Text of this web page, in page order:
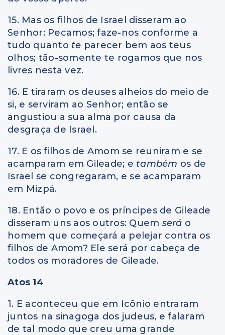
15. Mas os filhos de Israel disseram ao
Senhor: Pecamos; faze-nos conforme a
tudo quanto te parecer bem aos teus
olhos; tão-somente te rogamos que nos
livres nesta vez.
16. E tiraram os deuses alheios do meio de
si, e serviram ao Senhor; então se
angustiou a sua alma por causa da
desgraça de Israel.
17. E os filhos de Amom se reuniram e se
acamparam em Gileade; e também os de
Israel se congregaram, e se acamparam
em Mizpá.
18. Então o povo e os príncipes de Gileade
disseram uns aos outros: Quem será o
homem que começará a pelejar contra os
filhos de Amom? Ele será por cabeça de
todos os moradores de Gileade.
Atos 14
1. E aconteceu que em Icônio entraram
juntos na sinagoga dos judeus, e falaram
de tal modo que creu uma grande